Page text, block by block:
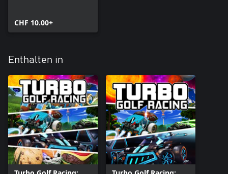
CHF 10.00+
Enthalten in